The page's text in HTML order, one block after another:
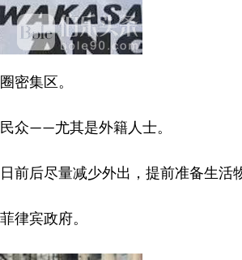
密集区。
众——尤其是外籍人士。
日前后尽量减少外出，提前准备生活
律宾政府。